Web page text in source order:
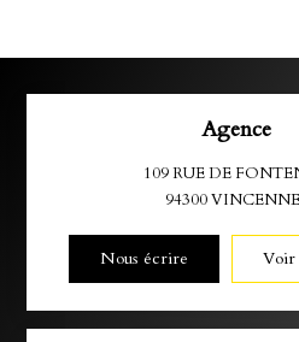
Agence
109 RUE DE
94300
Nous écrire Voir